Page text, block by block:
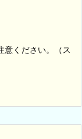
意ください。（ス